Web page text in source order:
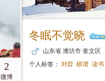
2
微博
冬眠不觉晓
山东省 潍坊市 奎文区
个人标签： 对弈 棋谱 读书